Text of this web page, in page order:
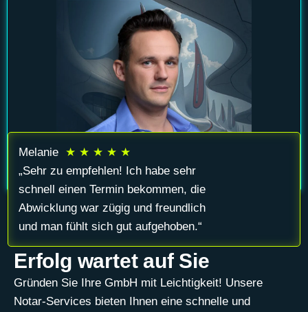
Melanie ★ ★ ★ ★ ★
„Sehr zu empfehlen! Ich habe sehr
schnell einen Termin bekommen, die
Abwicklung war zügig und freundlich
und man fühlt sich gut aufgehoben.“
Erfolg wartet auf Sie
Gründen Sie Ihre GmbH mit Leichtigkeit! Unsere
Notar-Services bieten Ihnen eine schnelle und